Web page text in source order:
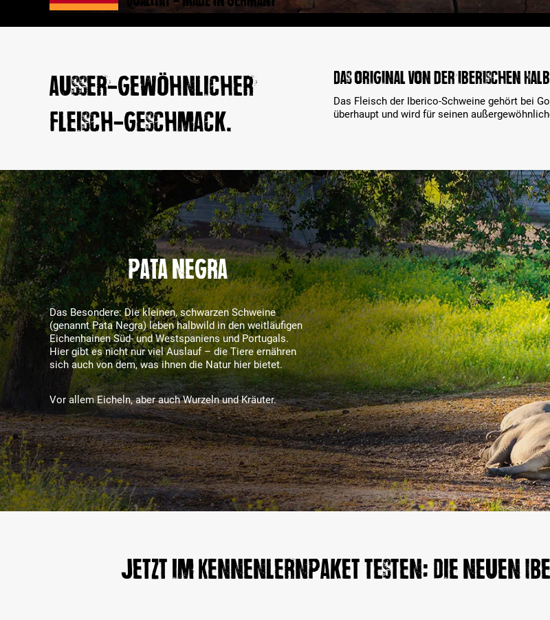
Ausser-gewöhnlicher
Fleisch-geschmack.
Das Original von der iberischen
Das Fleisch der Iberico-Schweine gehört bei
überhaupt und wird für seinen
PATA NEGRA
Das Besondere: Die kleinen, schwarzen Schweine
(genannt Pata Negra) leben halbwild in den weitläufigen
Eichenhainen Süd- und Westspaniens und Portugals.
Hier gibt es nicht nur viel Auslauf – die Tiere ernähren
sich auch von dem, was ihnen die Natur hier bietet.
Vor allem Eicheln, aber auch Wurzeln und Kräuter.
Jetzt im Kennenlernpaket testen: Die neuen